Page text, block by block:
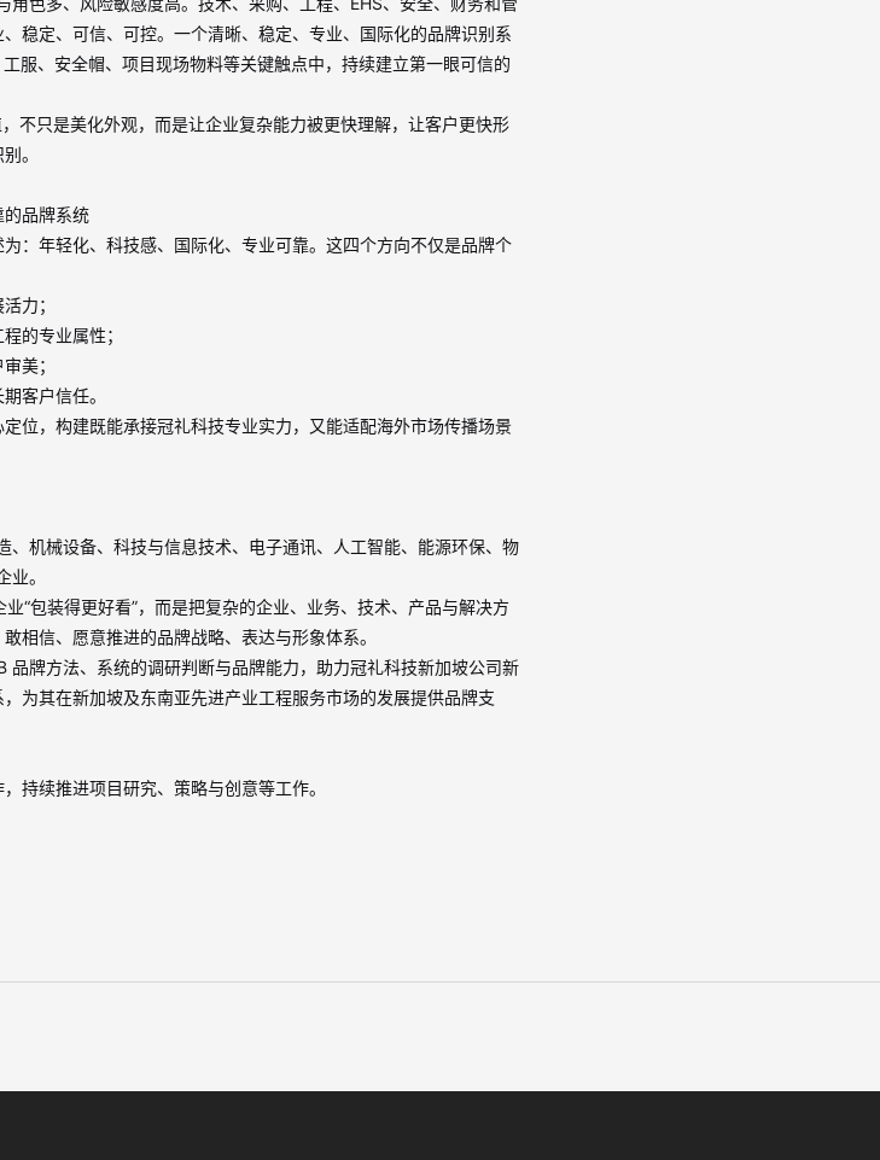
稳定、可信、可控。一个清晰、稳定、专业、国际化的品牌识别系
服、安全帽、项目现场物料等关键触点中，持续建立第一眼可信的
不只是美化外观，而是让企业复杂能力被更快理解，让客户更快形
。
的品牌系统
：年轻化、科技感、国际化、专业可靠。这四个方向不仅是品牌个
力；
的专业属性；
美；
客户信任。
位，构建既能承接冠礼科技专业实力，又能适配海外市场传播场景
、机械设备、科技与信息技术、电子通讯、人工智能、能源环保、物
业。
业“包装得更好看”，而是把复杂的企业、业务、技术、产品与解决方
相信、愿意推进的品牌战略、表达与形象体系。
品牌方法、系统的调研判断与品牌能力，助力冠礼科技新加坡公司新
为其在新加坡及东南亚先进产业工程服务市场的发展提供品牌支
持续推进项目研究、策略与创意等工作。